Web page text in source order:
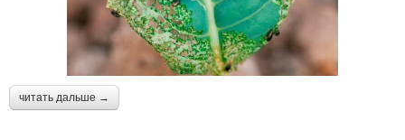
читать дальше →